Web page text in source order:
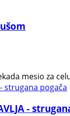
mesio za
-